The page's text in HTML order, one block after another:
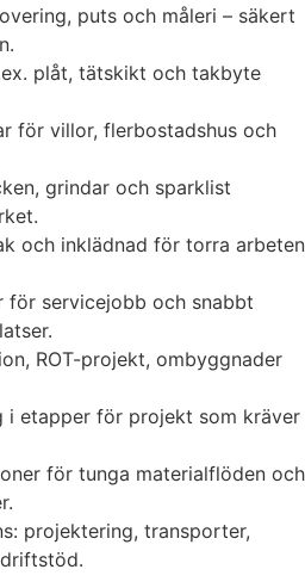
puts och måleri – säkert
plåt, tätskikt och takbyte
för villor, flerbostadshus och
grindar och sparklist
och inklädnad för torra arbeten
för servicejobb och snabbt
ROT-projekt, ombyggnader
i etapper för projekt som kräver
för tunga materialflöden och
projektering, transporter,